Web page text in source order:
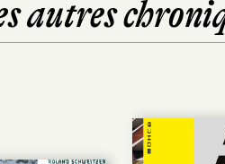
autres